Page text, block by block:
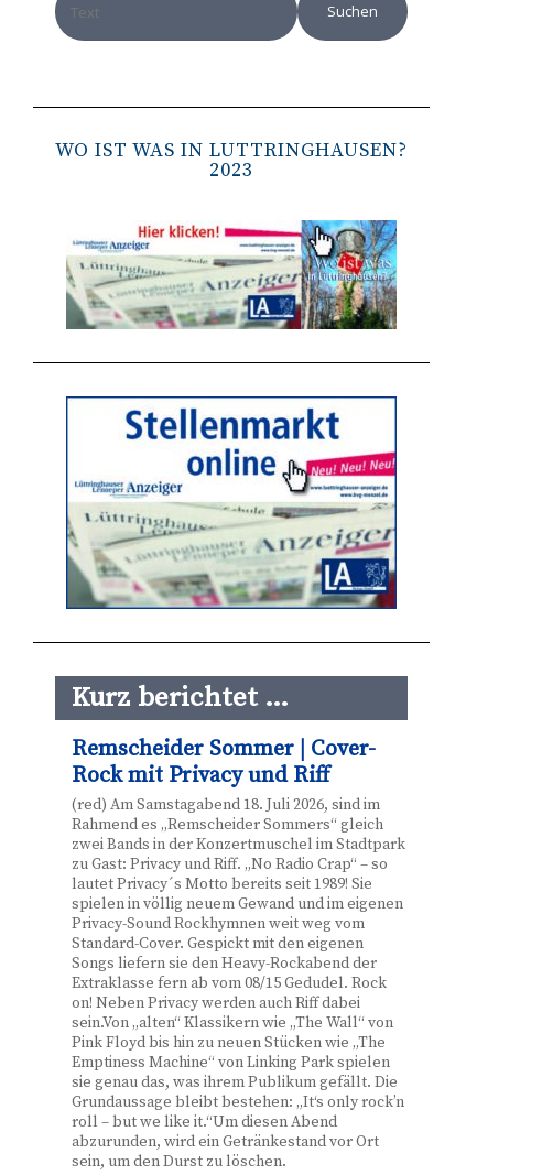
WO IST WAS IN LÜTTRINGHAUSEN?
2023
Kurz berichtet …
Remscheider Sommer | Cover-
Rock mit Privacy und Riff
(red) Am Samstagabend 18. Juli 2026, sind im
Rahmend es „Remscheider Sommers“ gleich
zwei Bands in der Konzertmuschel im Stadtpark
zu Gast: Privacy und Riff. „No Radio Crap“ – so
lautet Privacy´s Motto bereits seit 1989! Sie
spielen in völlig neuem Gewand und im eigenen
Privacy-Sound Rockhymnen weit weg vom
Standard-Cover. Gespickt mit den eigenen
Songs liefern sie den Heavy-Rockabend der
Extraklasse fern ab vom 08/15 Gedudel. Rock
on! Neben Privacy werden auch Riff dabei
sein.Von „alten“ Klassikern wie „The Wall“ von
Pink Floyd bis hin zu neuen Stücken wie „The
Emptiness Machine“ von Linking Park spielen
sie genau das, was ihrem Publikum gefällt. Die
Grundaussage bleibt bestehen: „It‘s only rock’n
roll – but we like it.“Um diesen Abend
abzurunden, wird ein Getränkestand vor Ort
sein, um den Durst zu löschen.